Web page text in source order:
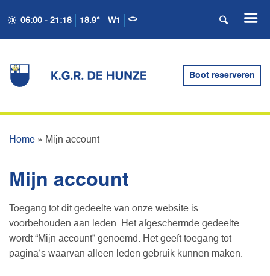
06:00 - 21:18 18.9° W1
Boot reserveren
Home » Mijn account
Mijn account
Toegang tot dit gedeelte van onze website is
voorbehouden aan leden. Het afgeschermde gedeelte
wordt “Mijn account” genoemd. Het geeft toegang tot
pagina’s waarvan alleen leden gebruik kunnen maken.